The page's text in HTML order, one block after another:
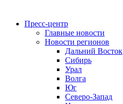
Пресс-центр
Главные новости
Новости регионов
Дальний Восток
Сибирь
Урал
Волга
Юг
Северо-Запад